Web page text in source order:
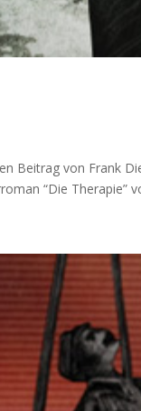
Beitrag von Frank
“Die Therapie”